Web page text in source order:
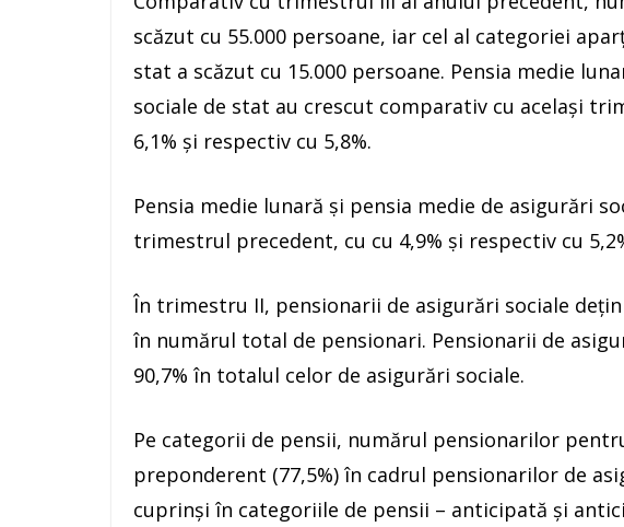
scăzut cu 55.000 persoane, iar cel al categoriei
stat a scăzut cu 15.000 persoane. Pensia medie
sociale de stat au crescut comparativ cu acelaşi
6,1% şi respectiv cu 5,8%.
Pensia medie lunară ṣi pensia medie de asigurări
trimestrul precedent, cu cu 4,9% ṣi respectiv cu
În trimestru II, pensionarii de asigurări sociale
în numărul total de pensionari. Pensionarii de
90,7% în totalul celor de asigurări sociale.
Pe categorii de pensii, numărul pensionarilor
preponderent (77,5%) în cadrul pensionarilor de
cuprinşi în categoriile de pensii – anticipată şi